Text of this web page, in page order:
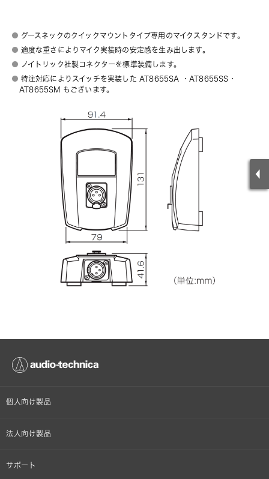
グースネックのクイックマウントタイプ専用のマイクスタンドです。
適度な重さによりマイク実装時の安定感を生み出します。
ノイトリック社製コネクターを標準装備します。
特注対応によりスイッチを実装した AT8655SA ・AT8655SS ・
AT8655SM もございます。
個人向け製品
オンラインストア限定
法人向け製品
設備音響機器
サポート